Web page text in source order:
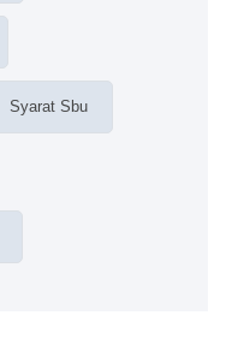
Syarat Sbu